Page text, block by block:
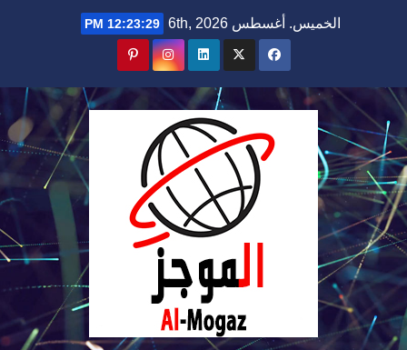
الخميس. أغسطس 6th, 2026 12:23:30 PM